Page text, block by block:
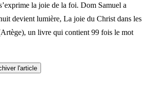
la joie de la foi. Dom Samuel a
devient lumière, La joie du Christ dans les
un livre qui contient 99 fois le mot
l'article